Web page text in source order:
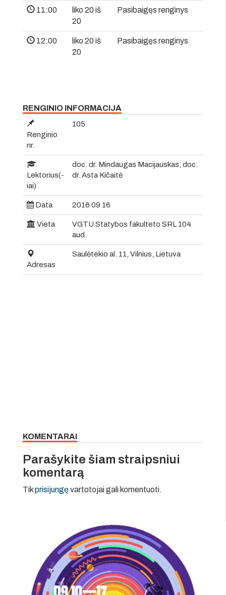
11:00
liko 20 iš
20
Pasibaigęs renginys
12:00
liko 20 iš
20
Pasibaigęs renginys
RENGINIO INFORMACIJA
Renginio
nr.
105
Lektorius(-
iai)
doc. dr. Mindaugas Macijauskas, doc.
dr. Asta Kičaitė
Data 2016 09 16
Vieta
VGTU Statybos fakulteto SRL 104
aud.
Adresas
Saulėtekio al. 11, Vilnius, Lietuva
KOMENTARAI
Parašykite šiam straipsniui
komentarą
Tikprisijungęvartotojai gali komentuoti.